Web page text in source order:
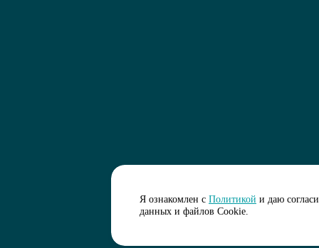
Я ознакомлен с Политикой и даю
данных и файлов Cookie.